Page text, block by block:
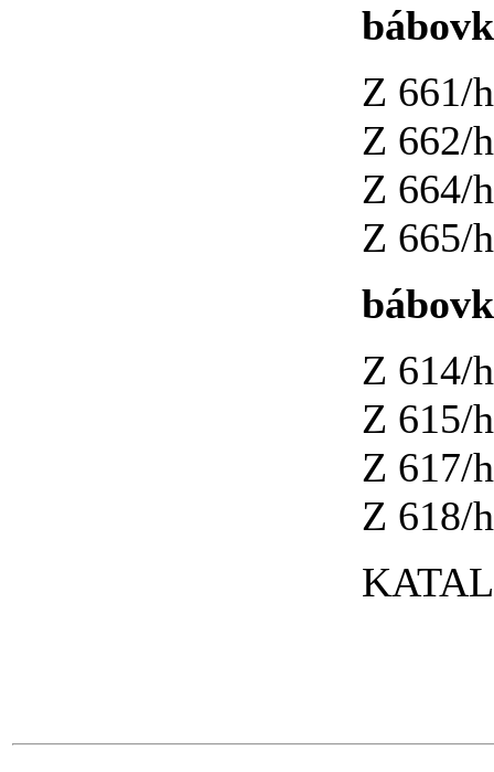
Z 661/
Z 662/
Z 664/
Z 665/
Z 614/
Z 615/
Z 617/
Z 618/